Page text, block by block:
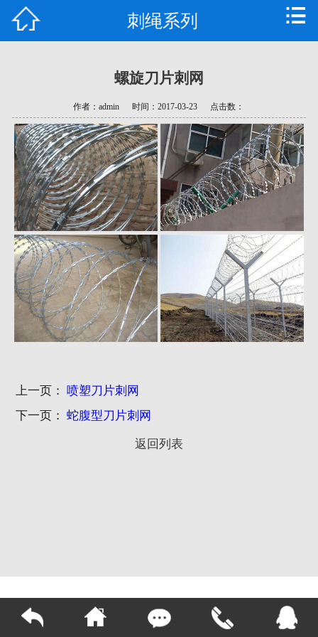
新闻资讯
技术支持
常见问题
资质荣誉
联系我们
刺绳系列
螺旋刀片刺网
作者：admin 时间：2017-03-23 点击数：
上一页： 喷塑刀片刺网
下一页： 蛇腹型刀片刺网
返回列表